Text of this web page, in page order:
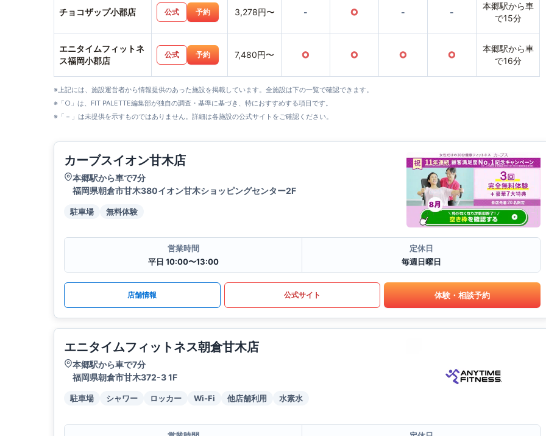
チョコザップ小郡店 公式 予約 3,278円〜 - ○ - -
本郷駅から車
で15分
エニタイムフィットネ
ス福岡小郡店
公式 予約 7,480円〜 ○ ○ ○ ○
本郷駅から車
で16分
※上記には、施設運営者から情報提供のあった施設を掲載しています。全施設は下の一覧で確認できます。
※「○」は、FIT PALETTE編集部が独自の調査・基準に基づき、特におすすめする項目です。
※「－」は未提供を示すものではありません。詳細は各施設の公式サイトをご確認ください。
カーブスイオン甘木店
本郷駅から車で7分
福岡県朝倉市甘木380イオン甘木ショッピングセンター2F
駐車場 無料体験
営業時間
平日 10:00〜13:00
定休日
毎週日曜日
店舗情報 公式サイト 体験・相談予約
エニタイムフィットネス朝倉甘木店
本郷駅から車で7分
福岡県朝倉市甘木372-3 1F
駐車場 シャワー ロッカー Wi-Fi 他店舗利用 水素水